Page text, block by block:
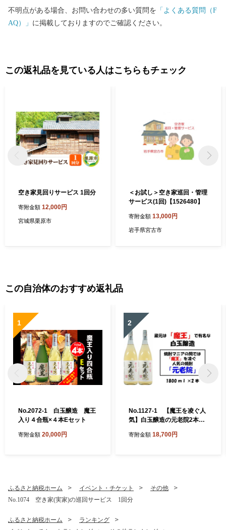
不明点がある場合、お問い合わせの多い質問を 「よくある質問（F
AQ）」 に掲載しておりますのでご確認ください。
この返礼品を見ている人はこちらもチェック
空き家見回りサービス 1回分
寄附金額 12,000円
宮城県栗原市
＜お試し＞空き家巡回・管理
サービス(1回)【1526480】
寄附金額 13,000円
岩手県宮古市
この自治体のおすすめ返礼品
1
No.2072-1 白玉醸造 魔王
入り４合瓶×４本Eセット
寄附金額 20,000円
2
No.1127-1 【魔王を凌ぐ人
気】白玉醸造の元老院2本セ
寄附金額 18,700円
ふるさと納税ホーム イベント・チケット
その他
No.1074 空き家(実家)の巡回サービス 1回分
ふるさと納税ホーム
ランキング